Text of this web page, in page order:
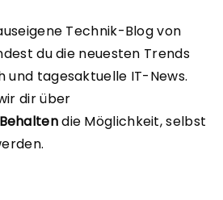
Technik-Blog von
du die neuesten Trends
und tagesaktuelle IT-News.
dir über
die Möglichkeit, selbst